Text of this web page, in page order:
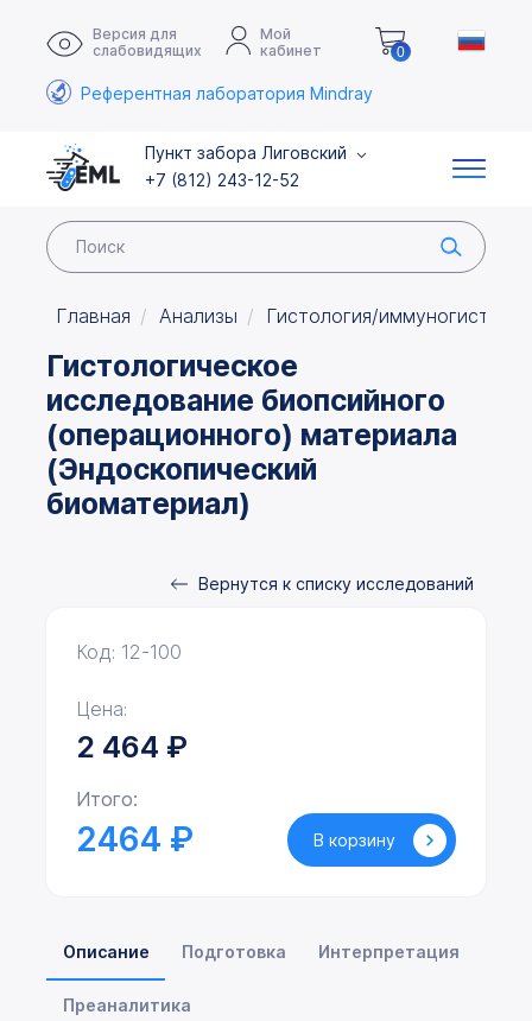
Версия для
слабовидящих
Мой
кабинет
0
Референтная лаборатория Mindray
Пункт забора Лиговский
+7 (812) 243-12-52
Главная Анализы Гистология/
Гистологическое
исследование биопсийного
(операционного) материала
(Эндоскопический
биоматериал)
Вернутся к списку исследований
Описание Подготовка Интерпретация
Преаналитика
Код: 12-100
Цена:
2 464 ₽
Итого:
2464 ₽ В корзину